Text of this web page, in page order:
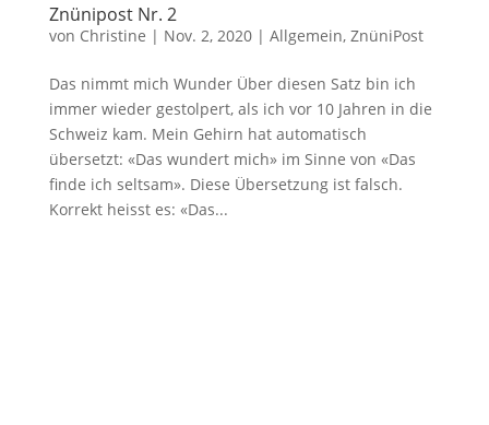
Znünipost Nr. 2
von Christine | Nov. 2, 2020| Allgemein, ZnüniPost
Das nimmt mich Wunder Über diesen Satz bin ich
immer wieder gestolpert, als ich vor 10 Jahren in die
Schweiz kam. Mein Gehirn hat automatisch
übersetzt: «Das wundert mich» im Sinne von «Das
finde ich seltsam». Diese Übersetzung ist falsch.
Korrekt heisst es: «Das...